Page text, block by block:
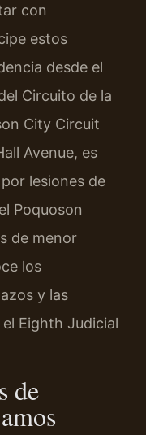
con
estos
desde el
Circuito de la
City Circuit
Avenue, es
lesiones de
Poquoson
de menor
los
y las
Eighth Judicial
de